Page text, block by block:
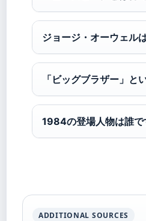
ジョージ・オーウェル
「ビッグブラザー」
1984の登場人物は誰で
ADDITIONAL SOURCES